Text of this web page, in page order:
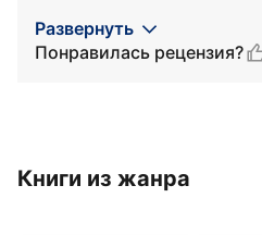
Развернуть
Понравилась рецензия?
Книги из жанра